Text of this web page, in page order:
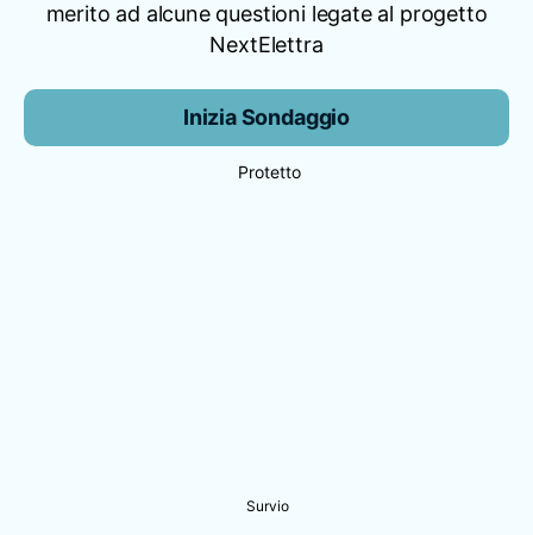
merito ad alcune questioni legate al progetto
NextElettra
Inizia Sondaggio
Protetto
Survio